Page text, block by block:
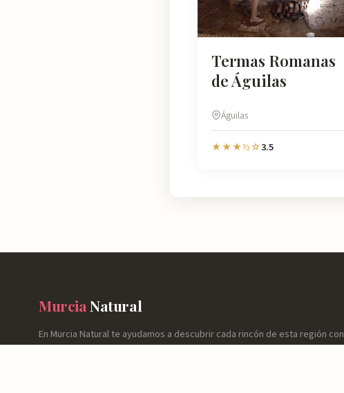
Termas Romanas
de Águilas
Águilas
★★★½☆3.5
Murcia Natural
En Murcia Natural te ayudamos a descubrir cada rincón de esta región con
información detallada de más de 4.778 lugares: horarios, valoraciones,